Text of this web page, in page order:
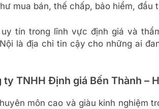
mua bán, thế chấp, bảo hiểm, đầu
tín trong lĩnh vực định giá và
là địa chỉ tin cậy cho những ai
TNHH Định giá Bến Thành –
môn cao và giàu kinh nghiệm